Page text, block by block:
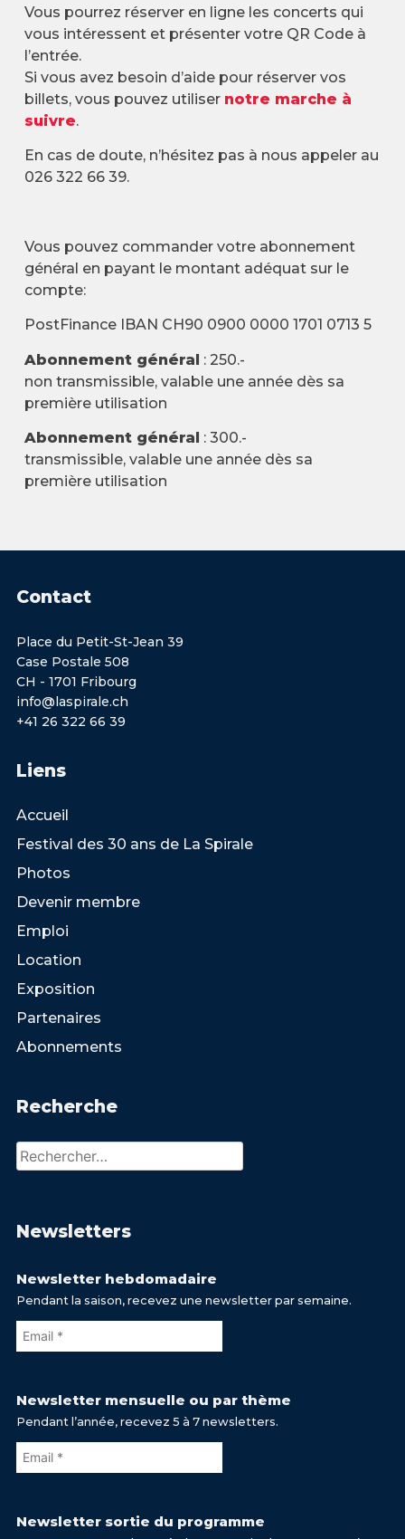
Vous pourrez réserver en ligne les concerts qui
vous intéressent et présenter votre QR Code à
l’entrée.
Si vous avez besoin d’aide pour réserver vos
billets, vous pouvez utiliser notre marche à
suivre.
En cas de doute, n’hésitez pas à nous appeler au
026 322 66 39.
Vous pouvez commander votre abonnement
général en payant le montant adéquat sur le
compte:
PostFinance IBAN CH90 0900 0000 1701 0713 5
Abonnement général : 250.-
non transmissible, valable une année dès sa
première utilisation
Abonnement général : 300.-
transmissible, valable une année dès sa
première utilisation
Contact
Place du Petit-St-Jean 39
Case Postale 508
CH - 1701 Fribourg
info@laspirale.ch
+41 26 322 66 39
Liens
Accueil
Festival des 30 ans de La Spirale
Photos
Devenir membre
Emploi
Location
Exposition
Partenaires
Abonnements
Recherche
Rechercher :
Newsletters
Newsletter hebdomadaire
Pendant la saison, recevez une newsletter par semaine.
Newsletter mensuelle ou par thème
Pendant l’année, recevez 5 à 7 newsletters.
Newsletter sortie du programme